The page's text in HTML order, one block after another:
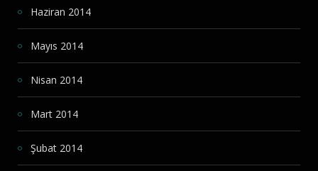
Haziran 2014
Mayıs 2014
Nisan 2014
Mart 2014
Şubat 2014